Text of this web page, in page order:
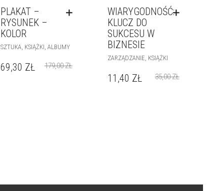
PLAKAT –
RYSUNEK –
KOLOR
SZTUKA KSIĄŻKI ,ALBUMY
179,00ZŁ
69,30 ZŁ
WIARYGODNOŚĆ:
KLUCZ DO
SUKCESU W
BIZNESIE
ZARZĄDZANIE KSIĄŻKI
35,00ZŁ
11,40 ZŁ